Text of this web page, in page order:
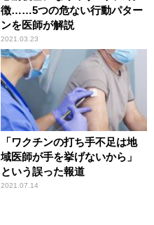
徴……5つの危ない行動パター
ンを医師が解説
2021.03.23
「ワクチンの打ち手不足は地
域医師が手を挙げないから」
という誤った報道
2021.07.14